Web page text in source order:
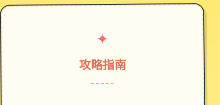
✦
攻略指南
~~~~~